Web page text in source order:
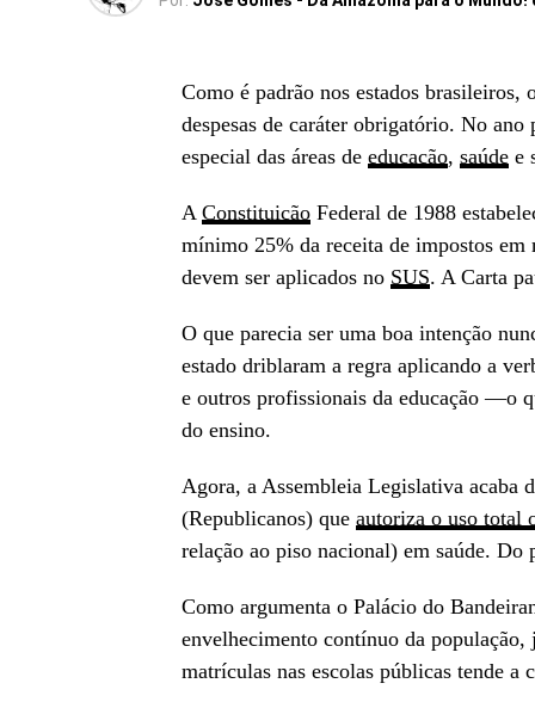
Como é padrão nos estados
despesas de caráter obrigatório. No
especial das áreas de educação, saúde e
A Constituição Federal de 1988
mínimo 25% da receita de impostos em
devem ser aplicados no SUS. A Carta
O que parecia ser uma boa intenção
estado driblaram a regra aplicando a
e outros profissionais da educação —o
do ensino.
Agora, a Assembleia Legislativa acaba
(Republicanos) que autoriza o uso total
relação ao piso nacional) em saúde.
Como argumenta o Palácio do
envelhecimento contínuo da população,
matrículas nas escolas públicas tende a